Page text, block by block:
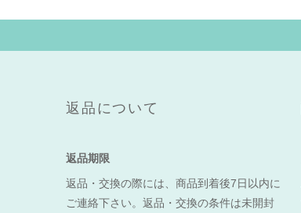
返品について
返品期限
返品・交換の際には、商品到着後7日以内に
ご連絡下さい。返品・交換の条件は未開封